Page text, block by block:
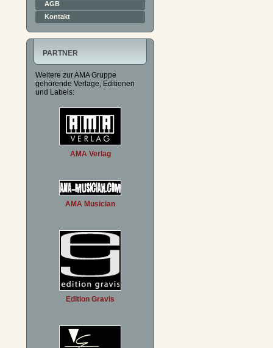
AGB
Kontakt
PARTNER
Weitere zur AMA Gruppe
gehörende Verlage, Editionen
und Labels:
AMA Verlag
AMA Musician
Edition Gravis